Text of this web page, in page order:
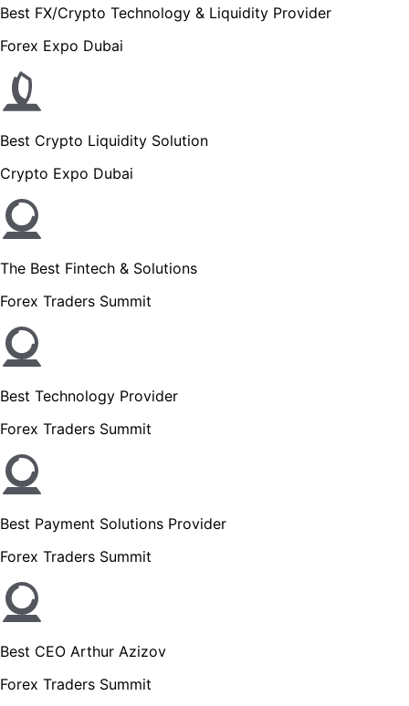
Best FX/Crypto Technology & Liquidity Provider
Forex Expo Dubai
Best Crypto Liquidity Solution
Crypto Expo Dubai
The Best Fintech & Solutions
Forex Traders Summit
Best Technology Provider
Forex Traders Summit
Best Payment Solutions Provider
Forex Traders Summit
Best CEO Arthur Azizov
Forex Traders Summit